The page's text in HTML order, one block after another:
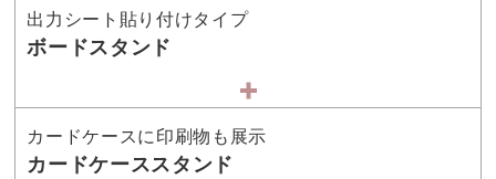
出力シート貼り付けタイプ
ボードスタンド
カードケースに印刷物も展示
カードケーススタンド